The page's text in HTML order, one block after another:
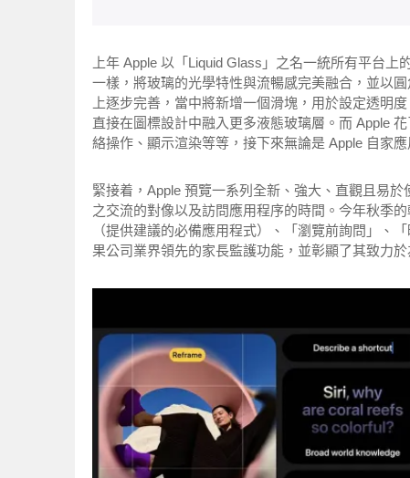
上年 Apple 以「Liquid Glass」之名一統所有平台
一樣，將玻璃的光學特性與流暢感完美融合，並以
上逐步完善，當中將新增一個滑塊，用於設定透明
直接在圖標設計中融入更多液態玻璃層。而 Apple
絡操作、顯示渲染等等，接下來無論是 Apple 自家
緊接着，Apple 預覽一系列全新、強大、直觀且易
之交流的對像以及訪問應用程序的時間。今年秋季
（提供建議的必備應用程式）、「瀏覽前詢問」、
果公司業界領先的家長監護功能，並彰顯了其致力